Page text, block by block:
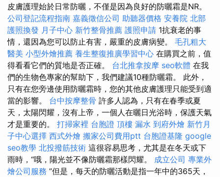
皮膚護理始於日常防曬，不僅是因為良好的防曬霜是NR。
公司登記流程指南 嘉義徵信公司 助聽器價格 安養院 北部
護照換發 月子中心 新竹整骨推薦 護照申請 1抗衰老的事
情，還因為您可以防止有害，嚴重的皮膚病變。 毛孔粗大
醫美 小型外燴推薦 養生整復推廣學習中心 在購買之前，值
得看看它們的質地是否正確。 台北推拿按摩 seo軟體 在我
們的生物色專家的幫助下，我們建議10種防曬霜。 此外，
只有在您旁邊使用防曬霜時，您的其他皮膚護理只能受到適
當的影響。 台中按摩整骨 許多人認為，只有在春季或夏
天，太陽閃耀，沒有上帝，一個人在曬日光浴時，保護天氣
才是重要的。 打掃家裡 台胞證 頂樓 漏水 到府外燴 新竹月
子中心選擇 西式外燴 搬家公司費用ptt 台胞證基隆 google
seo教學 北投撥筋技術 這很容易思考，尤其是在冬天或下
雨時，“哦，陽光並不像防曬霜那樣閃耀。 成立公司 專業外
燴公司服務 ”但是，每天的防曬活動是指一年中的365天，